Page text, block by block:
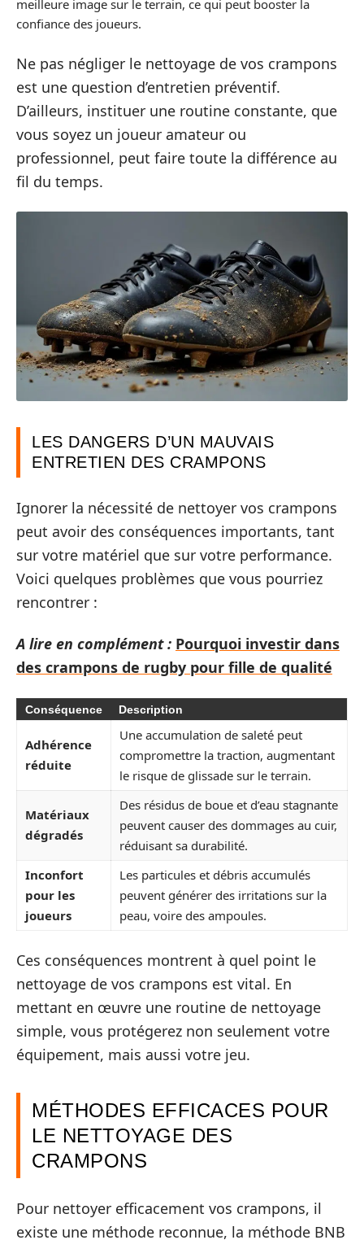
meilleure image sur le terrain, ce qui peut booster la
confiance des joueurs.
Ne pas négliger le nettoyage de vos crampons
est une question d’entretien préventif.
D’ailleurs, instituer une routine constante, que
vous soyez un joueur amateur ou
professionnel, peut faire toute la différence au
fil du temps.
LES DANGERS D’UN MAUVAIS
ENTRETIEN DES CRAMPONS
Ignorer la nécessité de nettoyer vos crampons
peut avoir des conséquences importants, tant
sur votre matériel que sur votre performance.
Voici quelques problèmes que vous pourriez
rencontrer :
A lire en complément : Pourquoi investir dans
des crampons de rugby pour fille de qualité
Conséquence Description
Adhérence
réduite
Une accumulation de saleté peut
compromettre la traction, augmentant
le risque de glissade sur le terrain.
Matériaux
dégradés
Des résidus de boue et d’eau stagnante
peuvent causer des dommages au cuir,
réduisant sa durabilité.
Inconfort
pour les
joueurs
Les particules et débris accumulés
peuvent générer des irritations sur la
peau, voire des ampoules.
Ces conséquences montrent à quel point le
nettoyage de vos crampons est vital. En
mettant en œuvre une routine de nettoyage
simple, vous protégerez non seulement votre
équipement, mais aussi votre jeu.
MÉTHODES EFFICACES POUR
LE NETTOYAGE DES
CRAMPONS
Pour nettoyer efficacement vos crampons, il
existe une méthode reconnue, la méthode BNB